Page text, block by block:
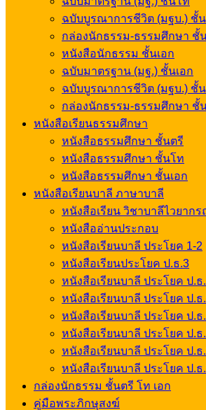
ฉบับบูรณาการชีวิต (มฐบ.) ชั้
กล่องนักธรรม-ธรรมศึกษา ชั้
หนังสือนักธรรม ชั้นเอก
ฉบับมาตรฐาน (มฐ.) ชั้นเอก
ฉบับบูรณาการชีวิต (มฐบ.) ชั้น
กล่องนักธรรม-ธรรมศึกษา ชั้
หนังสือเรียนธรรมศึกษา
หนังสือธรรมศึกษา ชั้นตรี
หนังสือธรรมศึกษา ชั้นโท
หนังสือธรรมศึกษา ชั้นเอก
หนังสือเรียนบาลี ภาษาบาลี
หนังสือเรียน วิชาบาลีไวยาก
หนังสืออ่านประกอบ
หนังสือเรียนบาลี ประโยค 1-2
หนังสือเรียนประโยค ป.ธ.3
หนังสือเรียนบาลี ประโยค ป.ธ
หนังสือเรียนบาลี ประโยค ป.ธ
หนังสือเรียนบาลี ประโยค ป.ธ
หนังสือเรียนบาลี ประโยค ป.ธ
หนังสือเรียนบาลี ประโยค ป.ธ
หนังสือเรียนบาลี ประโยค ป.ธ
กล่องนักธรรม ชั้นตรี โท เอก
คู่มือพระภิกษุสงฆ์